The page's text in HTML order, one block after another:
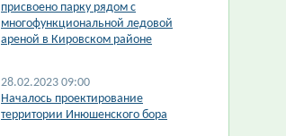
присвоено парку рядом с
многофункциональной ледовой
ареной в Кировском районе
28.02.2023 09:00
Началось проектирование
территории Инюшенского бора